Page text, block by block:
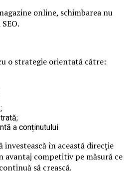
online, schimbarea nu
o strategie orientată către:
a conținutului.
investească în această direcție
avantaj competitiv pe măsură ce
să crească.